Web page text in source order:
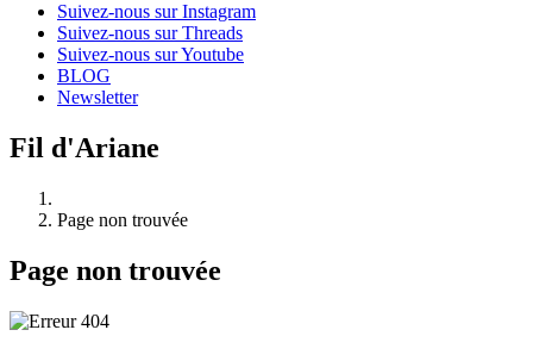
Suivez-nous sur Instagram
Suivez-nous sur Threads
Suivez-nous sur Youtube
BLOG
Newsletter
Fil d'Ariane
Page non trouvée
Page non trouvée